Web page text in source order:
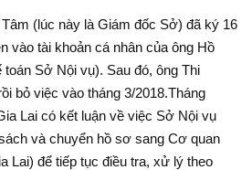
(lúc này là Giám đốc Sở) đã ký 16
vào tài khoản cá nhân của ông Hồ
Sở Nội vụ). Sau đó, ông Thi
bỏ việc vào tháng 3/2018.Tháng
Lai có kết luận về việc Sở Nội vụ
và chuyển hồ sơ sang Cơ quan
Lai) để tiếp tục điều tra, xử lý theo